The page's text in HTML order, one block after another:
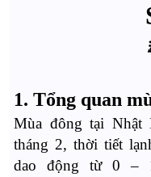
1. Tổng quan
Mùa đông tại Nhật
tháng 2, thời tiết
dao động từ 0 –